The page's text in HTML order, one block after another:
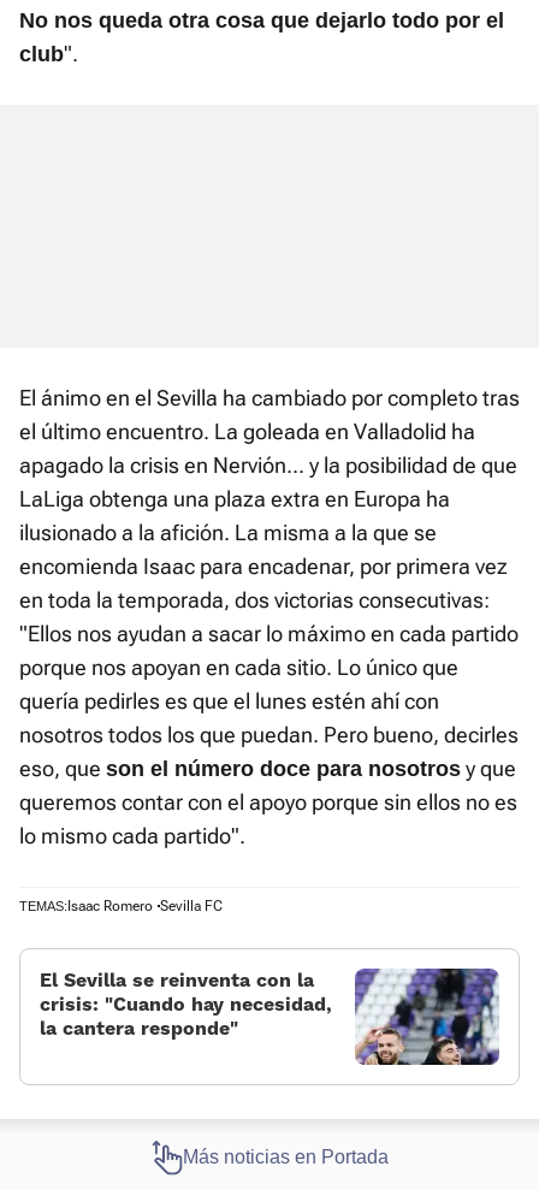
No nos queda otra cosa que dejarlo todo por el
club".
El ánimo en el Sevilla ha cambiado por completo tras
el último encuentro. La goleada en Valladolid ha
apagado la crisis en Nervión... y la posibilidad de que
LaLiga obtenga una plaza extra en Europa ha
ilusionado a la afición. La misma a la que se
encomienda Isaac para encadenar, por primera vez
en toda la temporada, dos victorias consecutivas:
"Ellos nos ayudan a sacar lo máximo en cada partido
porque nos apoyan en cada sitio. Lo único que
quería pedirles es que el lunes estén ahí con
nosotros todos los que puedan. Pero bueno, decirles
eso, que son el número doce para nosotros y que
queremos contar con el apoyo porque sin ellos no es
lo mismo cada partido".
TEMAS: Isaac Romero Sevilla FC
El Sevilla se reinventa con la
crisis: «Cuando hay necesidad,
la cantera responde»
Más noticias en Portada